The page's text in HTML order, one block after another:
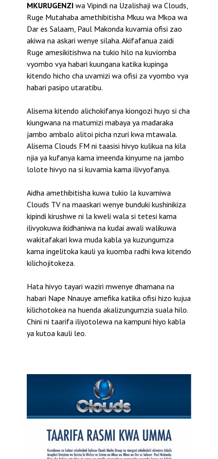
MKURUGENZI wa Vipindi na Uzalishaji wa Clouds,
Ruge Mutahaba amethibitisha Mkuu wa Mkoa wa
Dar es Salaam, Paul Makonda kuvamia ofisi zao
akiwa na askari wenye silaha. Akifafanua zaidi
Ruge amesikitishwa na tukio hilo na kuviomba
vyombo vya habari kuungana katika kupinga
kitendo hicho cha uvamizi wa ofisi za vyombo vya
habari pasipo utaratibu.
Alisema kitendo alichokifanya kiongozi huyo si cha
kiungwana na matumizi mabaya ya madaraka
jambo ambalo alitoi picha nzuri kwa mtawala.
Alisema Clouds FM ni taasisi hivyo kulikua na kila
njia ya kufanya kama imeenda kinyume na jambo
lolote hivyo na si kuvamia kama ilivyofanya.
Aidha amethibitisha kuwa tukio la kuvamiwa
Clouds TV na maaskari wenye bunduki kushinikiza
kipindi kirushwe ni la kweli wala si tetesi kama
ilivyokuwa ikidhaniwa na kudai awali walikuwa
wakitafakari kwa muda kabla ya kuzungumza
kama ingelitoka kauli ya kuomba radhi kwa kitendo
kilichojitokeza.
Hata hivyo tayari waziri mwenye dhamana na
habari Nape Nnauye amefika katika ofisi hizo kujua
kilichotokea na huenda akalizungumzia suala hilo.
Chini ni taarifa iliyotolewa na kampuni hiyo kabla
ya kutoa kauli leo.